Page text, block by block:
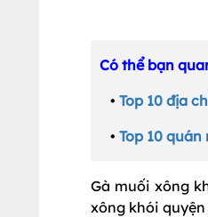
Có thể bạn
• Top 10 địa
• Top 10
Gà muối xông
xông khói